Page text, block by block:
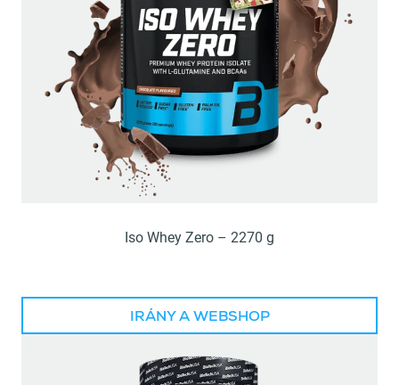
Iso Whey Zero – 2270 g
IRÁNY A WEBSHOP